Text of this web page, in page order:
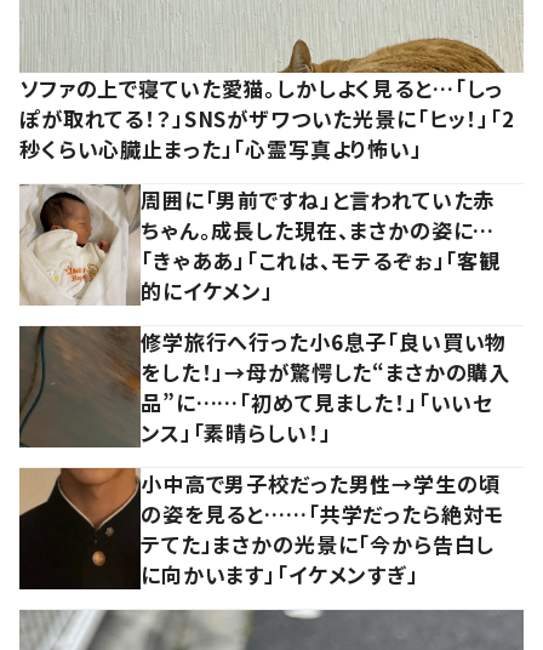
ソファの上で寝ていた愛猫。しかしよく見ると…「しっ
ぽが取れてる！？」SNSがザワついた光景に「ヒッ！」「2
秒くらい心臓止まった」「心霊写真より怖い」
周囲に「男前ですね」と言われていた赤
ちゃん。成長した現在、まさかの姿に…
「きゃああ」「これは、モテるぞぉ」「客観
的にイケメン」
修学旅行へ行った小6息子「良い買い物
をした！」→母が驚愕した“まさかの購入
品”に……「初めて見ました！」「いいセ
ンス」「素晴らしい！」
小中高で男子校だった男性→学生の頃
の姿を見ると……「共学だったら絶対モ
テてた」まさかの光景に「今から告白し
に向かいます」「イケメンすぎ」